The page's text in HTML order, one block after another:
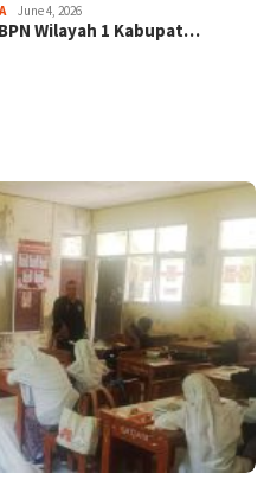
June 4, 2026
Wilayah 1 Kabupat…